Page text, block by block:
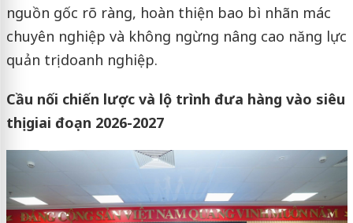
nguồn gốc rõ ràng, hoàn thiện bao bì nhãn mác
chuyên nghiệp và không ngừng nâng cao năng lực
quản trị doanh nghiệp.
Cầu nối chiến lược và lộ trình đưa hàng vào siêu
thị giai đoạn 2026-2027